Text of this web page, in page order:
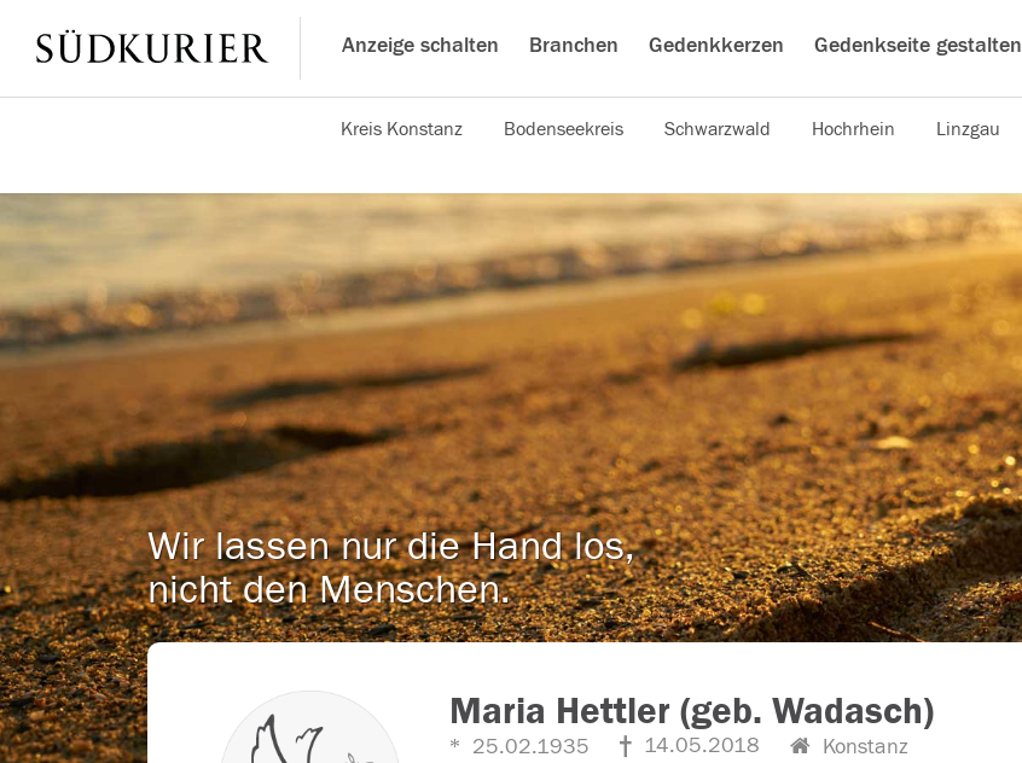
Anzeige schalten Branchen Gedenkkerzen Gedenkseite gestalten
Kreis Konstanz Bodenseekreis Schwarzwald Hochrhein Linzgau
Wir lassen nur die Hand los,
nicht den Menschen.
Maria Hettler (geb. Wadasch)
25.02.1935 14.05.2018 Konstanz